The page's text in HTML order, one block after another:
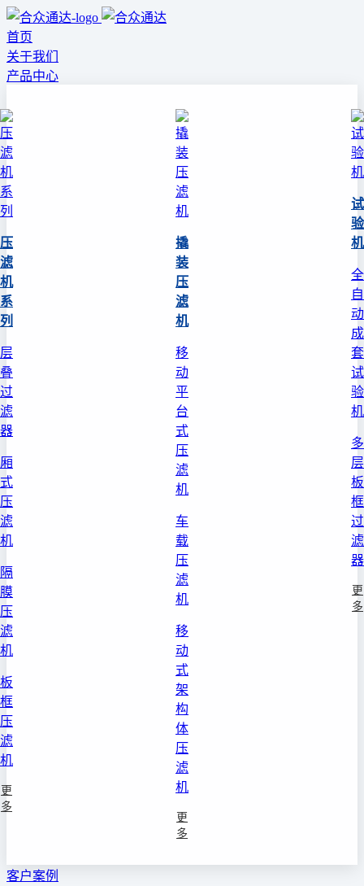
首页
关于我们
产品中心
压
滤
机
系
列
层
叠
过
滤
器
厢
式
压
滤
机
隔
膜
压
滤
机
板
框
压
滤
机
更
多
撬
装
压
滤
机
移
动
平
台
式
压
滤
机
车
载
压
滤
机
移
动
式
架
构
体
压
滤
机
更
多
试
验
机
全
自
动
成
套
试
验
机
多
层
板
框
过
滤
器
更
多
客户案例